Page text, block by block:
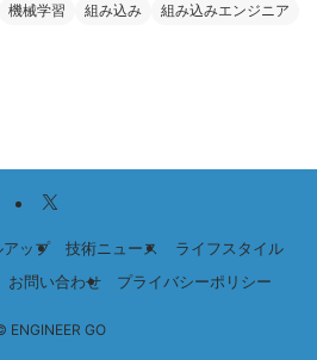
機械学習 組み込み
組み込みエンジニア
アップ 技術ニュース
ライフスタイル
お問い合わせ プライバシーポリシー
ENGINEER GO